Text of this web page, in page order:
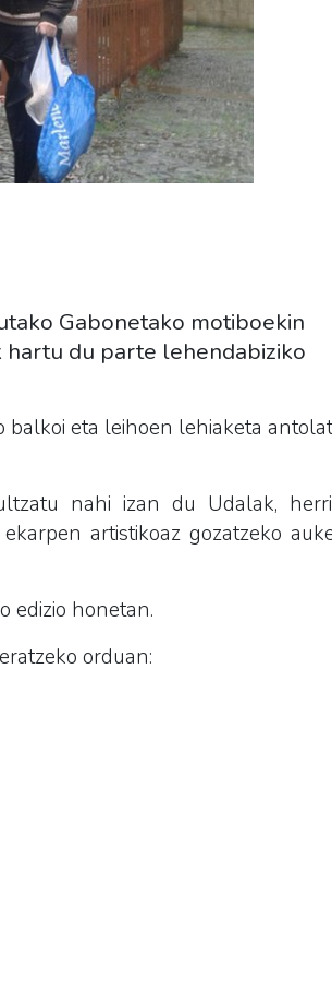
Gabonetako motiboekin
du parte lehendabiziko
balkoi eta leihoen lehiaketa
nahi izan du Udalak,
artistikoaz gozatzeko
edizio honetan.
orduan: